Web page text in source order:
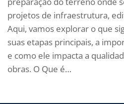
projetos de infraestrutura,
Aqui, vamos explorar o que
suas etapas principais, a
e como ele impacta a
obras. O Que é…